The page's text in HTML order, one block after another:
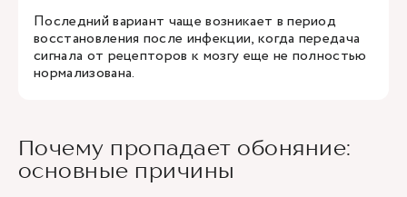
Последний вариант чаще возникает в период
восстановления после инфекции, когда передача
сигнала от рецепторов к мозгу еще не полностью
нормализована.
Почему пропадает обоняние:
основные причины